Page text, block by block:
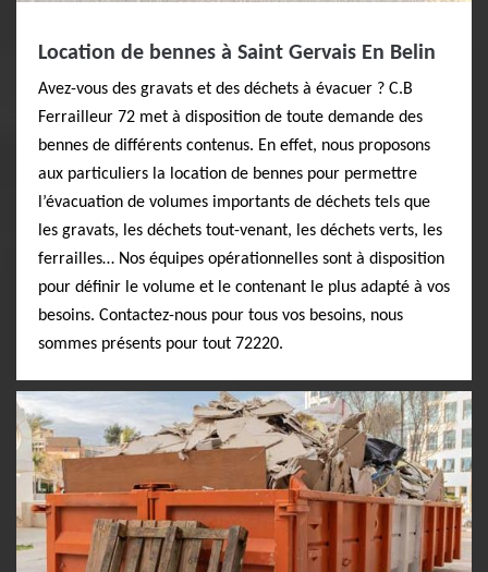
Location de bennes à Saint Gervais En Belin
Avez-vous des gravats et des déchets à évacuer ? C.B
Ferrailleur 72 met à disposition de toute demande des
bennes de différents contenus. En effet, nous proposons
aux particuliers la location de bennes pour permettre
l’évacuation de volumes importants de déchets tels que
les gravats, les déchets tout-venant, les déchets verts, les
ferrailles… Nos équipes opérationnelles sont à disposition
pour définir le volume et le contenant le plus adapté à vos
besoins. Contactez-nous pour tous vos besoins, nous
sommes présents pour tout 72220.